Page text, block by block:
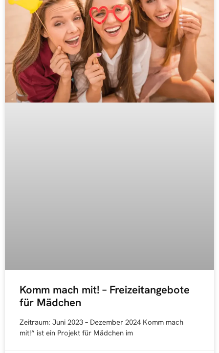
Komm mach mit! – Freizeitangebote
für Mädchen
Zeitraum: Juni 2023 – Dezember 2024 Komm mach
mit!“ ist ein Projekt für Mädchen im